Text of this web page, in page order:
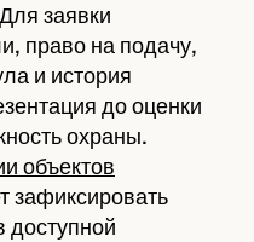
заявки
право на подачу,
и история
до оценки
охраны.
объектов
зафиксировать
доступной